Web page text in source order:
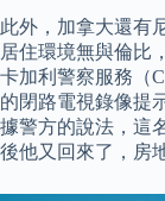
此外，加拿大還有
居住環境無與倫比
卡加利警察服務（
的閉路電視錄像提
據警方的說法，這
後他又回來了，房